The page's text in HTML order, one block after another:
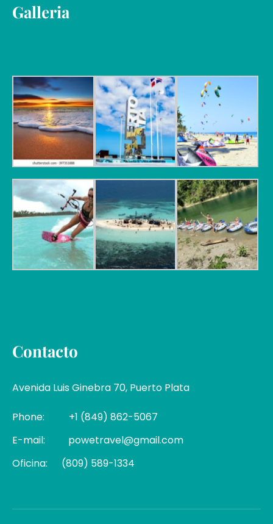
Galleria
Contacto
Avenida Luis Ginebra 70, Puerto Plata
Phone:
+1 (849) 862-5067
E-mail:
powetravel@gmail.com
Oficina:
(809) 589-1334